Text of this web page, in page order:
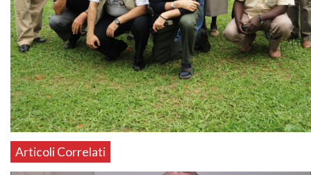
Articoli Correlati